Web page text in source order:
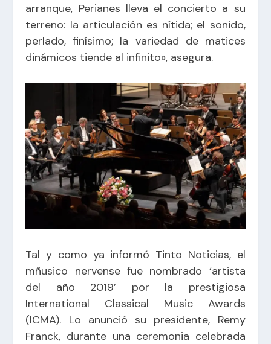
arranque, Perianes lleva el concierto a su
terreno: la articulación es nítida; el sonido,
perlado, finísimo; la variedad de matices
dinámicos tiende al infinito», asegura.
Tal y como ya informó Tinto Noticias, el
mñusico nervense fue nombrado ‘artista
del año 2019’ por la prestigiosa
International Classical Music Awards
(ICMA). Lo anunció su presidente, Remy
Franck, durante una ceremonia celebrada